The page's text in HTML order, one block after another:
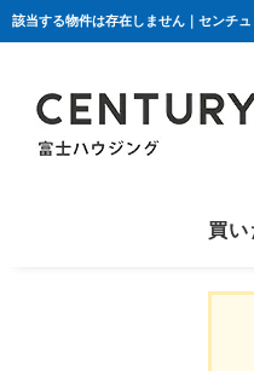
該当する物件は存在しません｜センチ
買